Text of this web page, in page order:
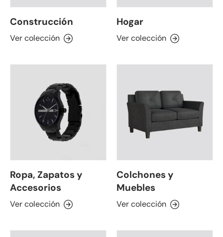
Construcción
Ver colección
Hogar
Ver colección
Ropa, Zapatos y
Accesorios
Ver colección
Colchones y
Muebles
Ver colección